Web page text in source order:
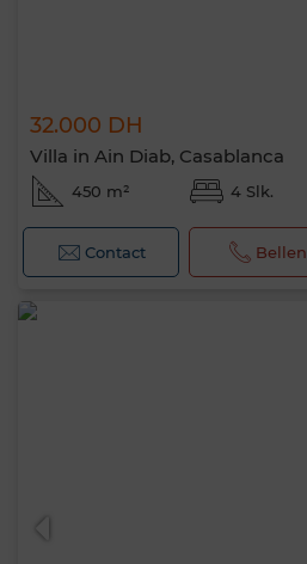
32.000 DH
Villa in Ain Diab, Casablanca
450 m² 4 Slk.
Contact Bellen